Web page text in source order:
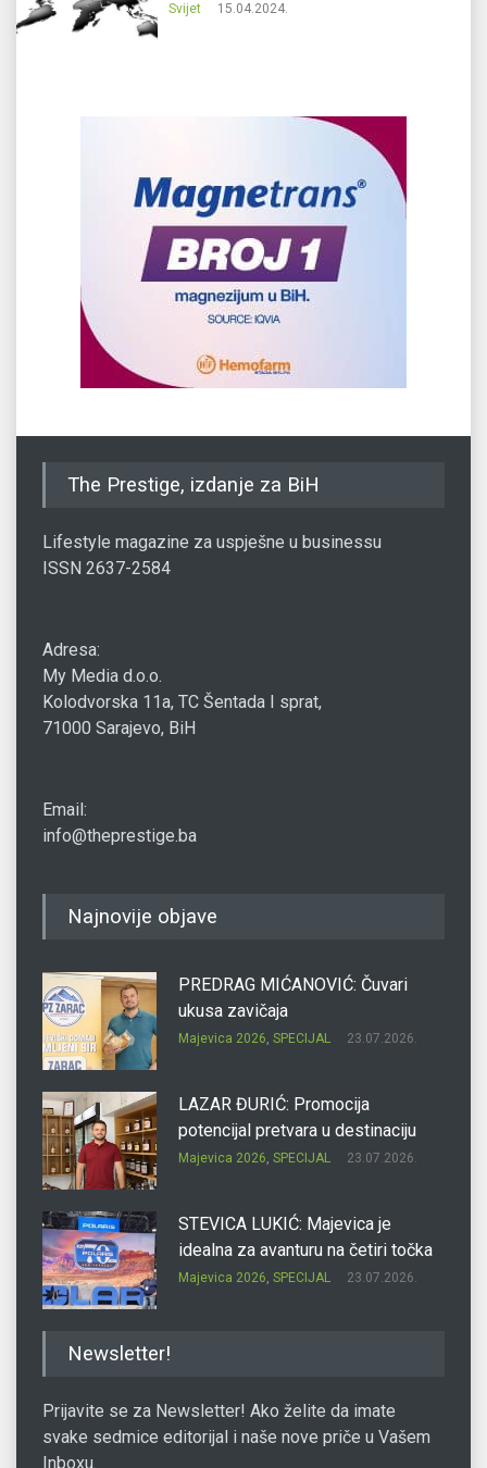
Svijet 15.04.2024.
The Prestige, izdanje za BiH
Lifestyle magazine za uspješne u businessu
ISSN 2637-2584
Adresa:
My Media d.o.o.
Kolodvorska 11a, TC Šentada I sprat,
71000 Sarajevo, BiH
Email:
info@theprestige.ba
Najnovije objave
PREDRAG MIĆANOVIĆ: Čuvari
ukusa zavičaja
Majevica 2026, SPECIJAL 23.07.2026.
LAZAR ĐURIĆ: Promocija
potencijal pretvara u destinaciju
Majevica 2026, SPECIJAL 23.07.2026.
STEVICA LUKIĆ: Majevica je
idealna za avanturu na četiri točka
Majevica 2026, SPECIJAL 23.07.2026.
Newsletter!
Prijavite se za Newsletter! Ako želite da imate
svake sedmice editorijal i naše nove priče u Vašem
Inboxu.